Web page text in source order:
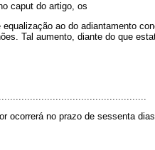
caput do artigo, os
ao do adiantamento
Tal aumento, diante do que
ocorrerá no prazo de sessenta